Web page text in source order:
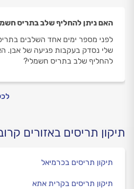
האם ניתן להחליף שלב בתריס
לפני מספר ימים אחד השלבים
שלי נסדק בעקבות פגיעה של אבן.
להחליף שלב בתריס חשמלי?
תיקון תריסים באזורים
תיקון תריסים בכרמיאל
תיקון תריסים בקרית אתא